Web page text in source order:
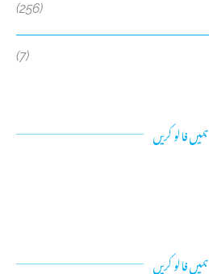
(256)
(7)
ہمیں فالو کریں
ہمیں فالو کریں